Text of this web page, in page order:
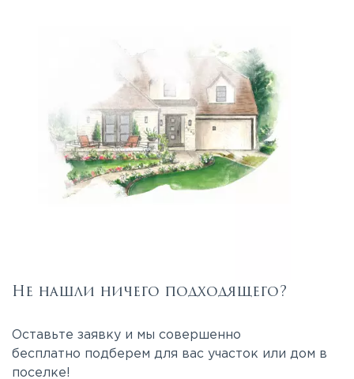
Не нашли ничего подходящего?
Оставьте заявку и мы совершенно
бесплатно подберем для вас участок или дом в
поселке!